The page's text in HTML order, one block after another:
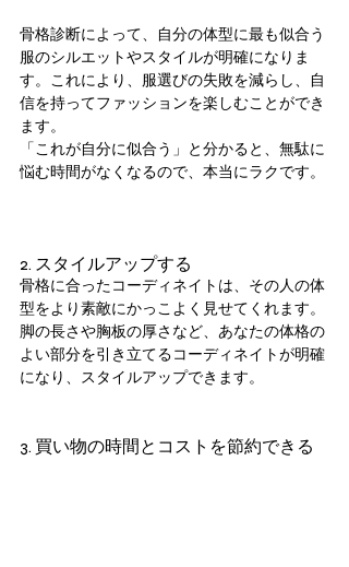
骨格診断によって、自分の体型に最も似合う
服のシルエットやスタイルが明確になりま
す。これにより、服選びの失敗を減らし、自
信を持ってファッションを楽しむことができ
ます。
「これが自分に似合う」と分かると、無駄に
悩む時間がなくなるので、本当にラクです。
2. スタイルアップする
骨格に合ったコーディネイトは、その人の体
型をより素敵にかっこよく見せてくれます。
脚の長さや胸板の厚さなど、あなたの体格の
よい部分を引き立てるコーディネイトが明確
になり、スタイルアップできます。
3. 買い物の時間とコストを節約できる